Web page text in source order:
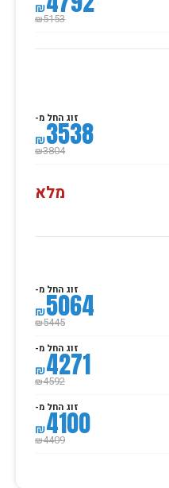
₪
₪5153
זוג החל מ-
₪3538
₪3804
מלא
זוג החל מ-
₪5064
₪5445
זוג החל מ-
₪4271
₪4592
זוג החל מ-
₪4100
₪4409